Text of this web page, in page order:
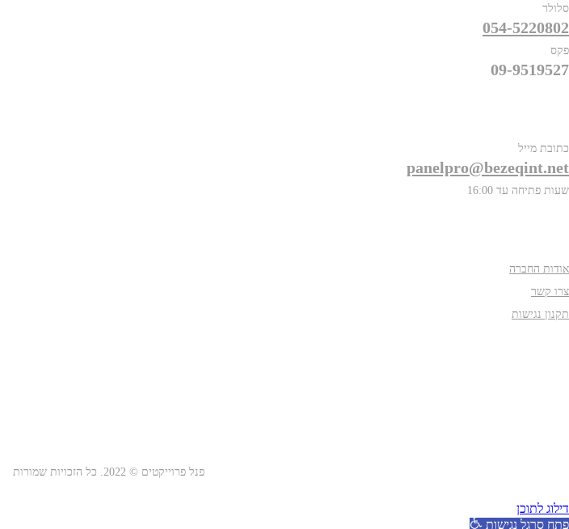
סלולר
054-5220802
פקס
09-9519527
כתובת מייל
panelpro@bezeqint.net
שעות פתיחה עד 16:00
אודות החברה
צרו קשר
תקנון נגישות
פנל פרוייקטים © 2022. כל הזכויות שמורות
דילוג לתוכן
פתח סרגל נגישות